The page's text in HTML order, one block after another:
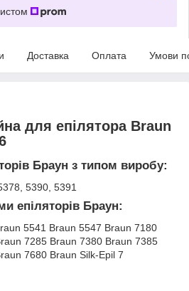
Доставка Оплата Умови
для епілятора Braun
Браун з типом виробу:
5390, 5391
епіляторів Браун:
5541 Braun 5547 Braun 7180
7285 Braun 7380 Braun 7385
7680 Braun Silk-Epil 7